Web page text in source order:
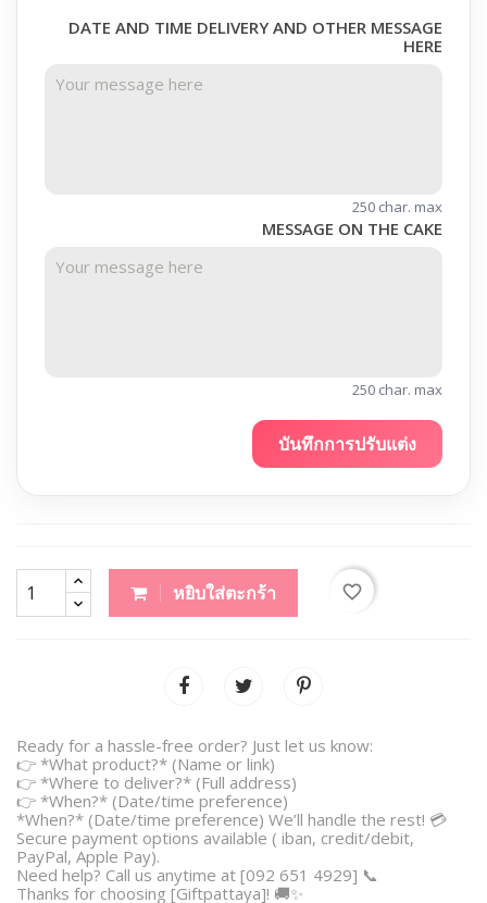
DATE AND TIME DELIVERY AND OTHER MESSAGE
HERE
250 char. max
MESSAGE ON THE CAKE
250 char. max
บันทึกการปรับแต่ง
หยิบใส่ตะกร้า favorite_border
Ready for a hassle-free order? Just let us know:
👉 *What product?* (Name or link)
👉 *Where to deliver?* (Full address)
👉 *When?* (Date/time preference)
*When?* (Date/time preference) We’ll handle the rest! 💳
Secure payment options available ( iban, credit/debit,
PayPal, Apple Pay).
Need help? Call us anytime at [092 651 4929] 📞
Thanks for choosing [Giftpattaya]! 🚚✨